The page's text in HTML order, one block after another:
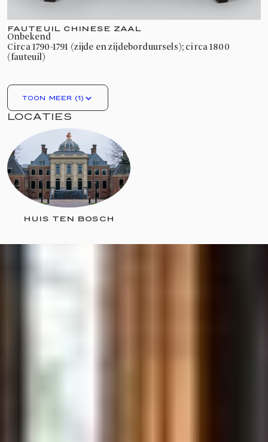
FAUTEUIL CHINESE ZAAL
onbekend
circa 1790-1791 (zijde en zijdeborduursels); circa 1800
(fauteuil)
TOON MEER (1)
LOCATIES
HUIS TEN BOSCH